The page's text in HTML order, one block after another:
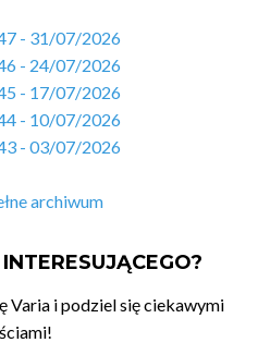
- 31/07/2026
- 24/07/2026
- 17/07/2026
- 10/07/2026
- 03/07/2026
archiwum
Varia i podziel się ciekawymi